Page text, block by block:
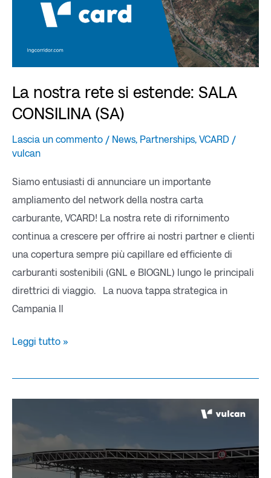
La nostra rete si estende: SALA
CONSILINA (SA)
Lascia un commento / News, Partnerships, VCARD /
vulcan
Siamo entusiasti di annunciare un importante
ampliamento del network della nostra carta
carburante, VCARD! La nostra rete di rifornimento
continua a crescere per offrire ai nostri partner e clienti
una copertura sempre più capillare ed efficiente di
carburanti sostenibili (GNL e BIOGNL) lungo le principali
direttrici di viaggio. La nuova tappa strategica in
Campania Il
Leggi tutto »
tour
decarbonizzazione